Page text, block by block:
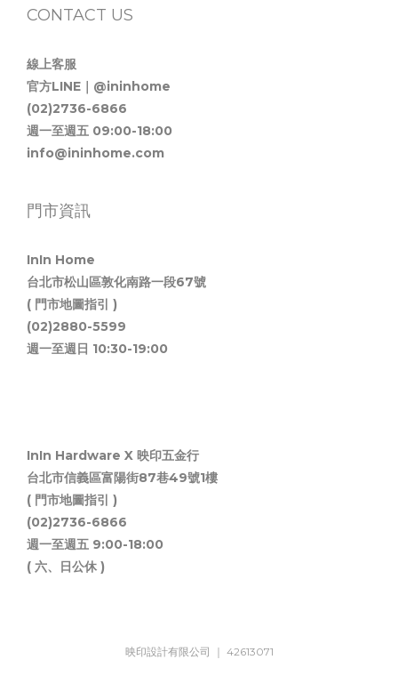
CONTACT US
線上客服
官方LINE｜@ininhome
(02)2736-6866
週一至週五 09:00-18:00
info@ininhome.com
門市資訊
InIn Home
台北市松山區敦化南路一段67號
( 門市地圖指引 )
(02)2880-5599
週一至週日 10:30-19:00
InIn Hardware X 映印五金行
台北市信義區富陽街87巷49號1樓
( 門市地圖指引 )
(02)2736-6866
週一至週五 9:00-18:00
( 六、日公休 )
映印設計有限公司 ｜ 42613071